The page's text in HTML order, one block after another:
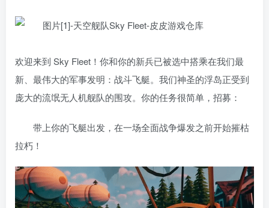
欢迎来到 Sky Fleet！你和你的新兵已被选中搭乘在我们最
新、最伟大的军事发明：战斗飞艇。我们神圣的浮岛正受到
庞大的流氓无人机舰队的围攻。你的任务很简单，招募：
带上你的飞艇出发，在一场全面战争爆发之前开始摧枯
拉朽！